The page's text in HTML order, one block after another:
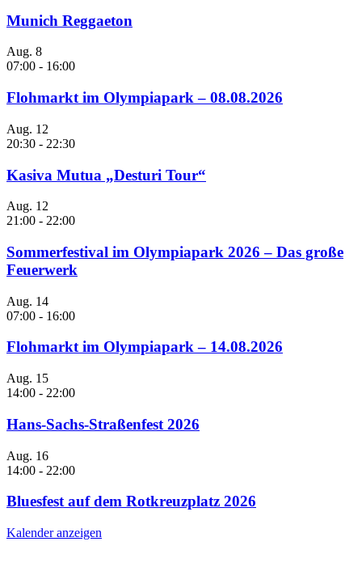
Munich Reggaeton
Aug. 8
07:00 - 16:00
Flohmarkt im Olympiapark – 08.08.2026
Aug. 12
20:30 - 22:30
Kasiva Mutua „Desturi Tour“
Aug. 12
21:00 - 22:00
Sommerfestival im Olympiapark 2026 – Das große
Feuerwerk
Aug. 14
07:00 - 16:00
Flohmarkt im Olympiapark – 14.08.2026
Aug. 15
14:00 - 22:00
Hans-Sachs-Straßenfest 2026
Aug. 16
14:00 - 22:00
Bluesfest auf dem Rotkreuzplatz 2026
Kalender anzeigen